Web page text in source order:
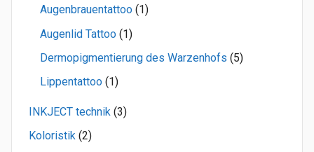
Augenbrauentattoo (1)
Augenlid Tattoo (1)
Dermopigmentierung des Warzenhofs (5)
Lippentattoo (1)
INKJECT technik (3)
Koloristik (2)